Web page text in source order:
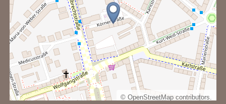
©OpenStreetMap contributors.